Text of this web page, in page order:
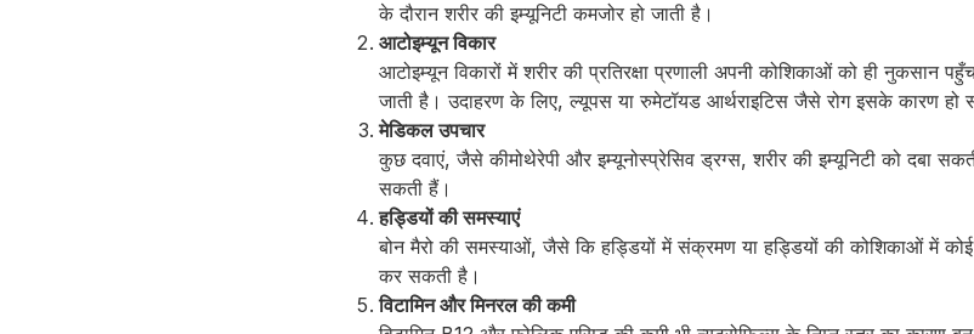
के दौरान शरीर की इम्यूनिटी कमजोर हो जाती है।
आटोइम्यून विकार
आटोइम्यून विकारों में शरीर की प्रतिरक्षा प्रणाली अपनी कोशिकाओं को ही नुकसान
जाती है। उदाहरण के लिए, ल्यूपस या रुमेटॉयड आर्थराइटिस जैसे रोग इसके कारण हो
मेडिकल उपचार
कुछ दवाएं, जैसे कीमोथेरेपी और इम्यूनोस्प्रेसिव ड्रग्स, शरीर की इम्यूनिटी को दबा
सकती हैं।
हड्डियों की समस्याएं
बोन मैरो की समस्याओं, जैसे कि हड्डियों में संक्रमण या हड्डियों की कोशिकाओं में कोई
कर सकती है।
विटामिन और मिनरल की कमी